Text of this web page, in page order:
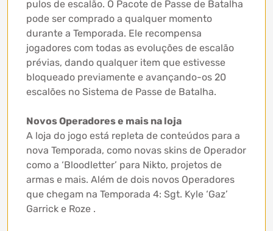
pulos de escalão. O Pacote de Passe de Batalha
pode ser comprado a qualquer momento
durante a Temporada. Ele recompensa
jogadores com todas as evoluções de escalão
prévias, dando qualquer item que estivesse
bloqueado previamente e avançando-os 20
escalões no Sistema de Passe de Batalha.
Novos Operadores e mais na loja
A loja do jogo está repleta de conteúdos para a
nova Temporada, como novas skins de Operador
como a ‘Bloodletter’ para Nikto, projetos de
armas e mais. Além de dois novos Operadores
que chegam na Temporada 4: Sgt. Kyle ‘Gaz’
Garrick e Roze .